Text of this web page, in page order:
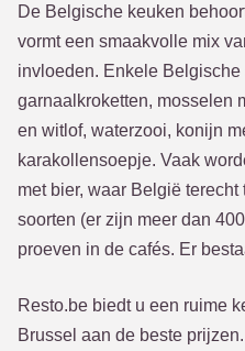
De Belgische keuken
vormt een smaakvolle mix
invloeden. Enkele
garnaalkroketten, mosselen
en witlof, waterzooi, konijn
karakollensoepje. Vaak
met bier, waar België
soorten (er zijn meer dan
proeven in de cafés. Er
Resto.be biedt u een ruime
Brussel aan de beste